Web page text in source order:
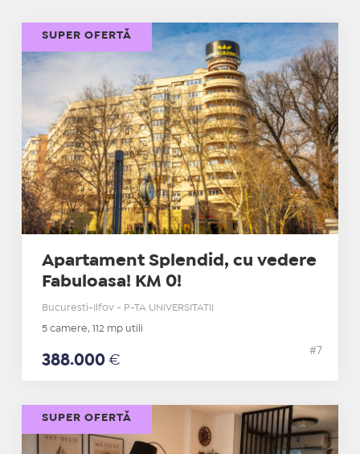
Apartament Splendid, cu vedere
Fabuloasa! KM 0!
Bucuresti-Ilfov - P-TA UNIVERSITATII
5 camere, 112 mp utili
388.000 €
#7
SUPER OFERTĂ
SUPER OFERTĂ